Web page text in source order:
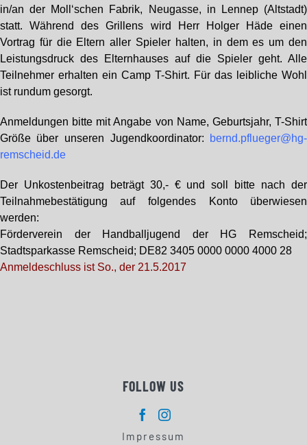
in/an der Moll‘schen Fabrik, Neugasse, in Lennep (Altstadt)
statt. Während des Grillens wird Herr Holger Häde einen
Vortrag für die Eltern aller Spieler halten, in dem es um den
Leistungsdruck des Elternhauses auf die Spieler geht. Alle
Teilnehmer erhalten ein Camp T-Shirt. Für das leibliche Wohl
ist rundum gesorgt.
Anmeldungen bitte mit Angabe von Name, Geburtsjahr, T-Shirt
Größe über unseren Jugendkoordinator:
bernd.pflueger@hg-
remscheid.de
Der Unkostenbeitrag beträgt 30,- € und soll bitte nach der
Teilnahmebestätigung auf folgendes Konto überwiesen
werden:
Förderverein der Handballjugend der HG Remscheid;
Stadtsparkasse Remscheid; DE82 3405 0000 0000 4000 28
Anmeldeschluss ist So., der 21.5.2017
FOLLOW US
Impressum